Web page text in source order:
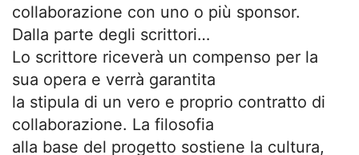
collaborazione con uno o più sponsor.
Dalla parte degli scrittori…
Lo scrittore riceverà un compenso per la
sua opera e verrà garantita
la stipula di un vero e proprio contratto di
collaborazione. La filosofia
alla base del progetto sostiene la cultura,